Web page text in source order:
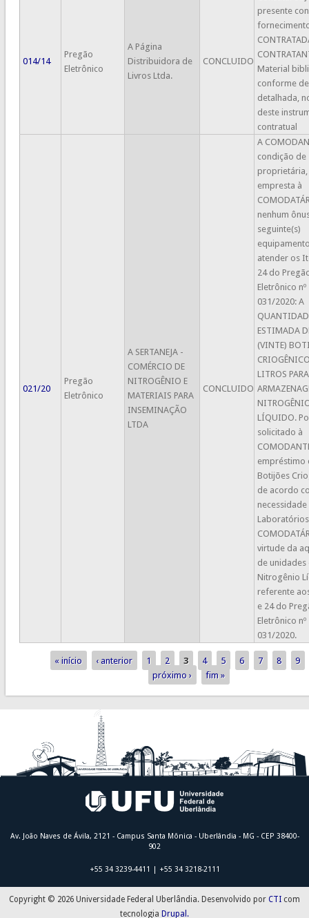
014/14
Pregão
Eletrônico
A Página
Distribuidora de
Livros Ltda.
CONCLUIDO
presente
Material
conforme
detalhada,
deste
contratual
021/20
Pregão
Eletrônico
A SERTANEJA -
COMÉRCIO DE
NITROGÊNIO E
MATERIAIS PARA
INSEMINAÇÃO
LTDA
CONCLUIDO
A
condição de
proprietária,
empresta à
nenhum
seguinte(s)
atender os
24 do
Eletrônico nº
031/2020: A
ESTIMADA
(VINTE)
LITROS PARA
LÍQUIDO.
solicitado à
empréstimo
Botijões
de acordo
virtude da
de unidades
Nitrogênio
referente
e 24 do
Eletrônico nº
031/2020.
Páginas
« início ‹ anterior 1 2 3 4 5 6 7 8
9
próximo ›
fim »
Av. João Naves de Ávila, 2121 - Campus Santa Mônica - Uberlândia - MG - CEP 38400-
902
+55 34 3239-4411 | +55 34 3218-2111
Copyright © 2026 Universidade Federal Uberlândia. Desenvolvido por CTI com
tecnologia Drupal.